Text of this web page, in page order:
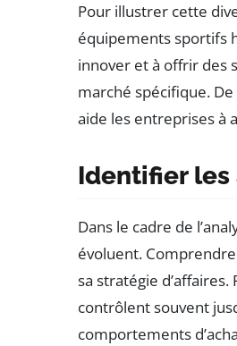
Pour illustrer cette
équipements sportifs
innover et à offrir des
marché spécifique.
aide les entreprises à
Identifier les
Dans le cadre de
évoluent.
sa stratégie
contrôlent souvent
comportements